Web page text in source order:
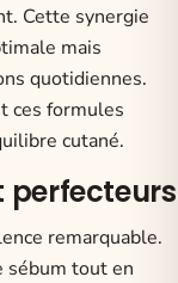
Cette synergie
mais
quotidiennes.
ces formules
cutané.
perfecteurs
remarquable.
sébum tout en